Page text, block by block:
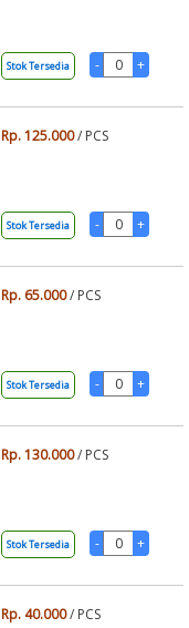
Stok Tersedia
Rp. 125.000/ PCS
Stok Tersedia
Rp. 65.000/ PCS
Stok Tersedia
Rp. 130.000/ PCS
Stok Tersedia
Rp. 40.000/ PCS